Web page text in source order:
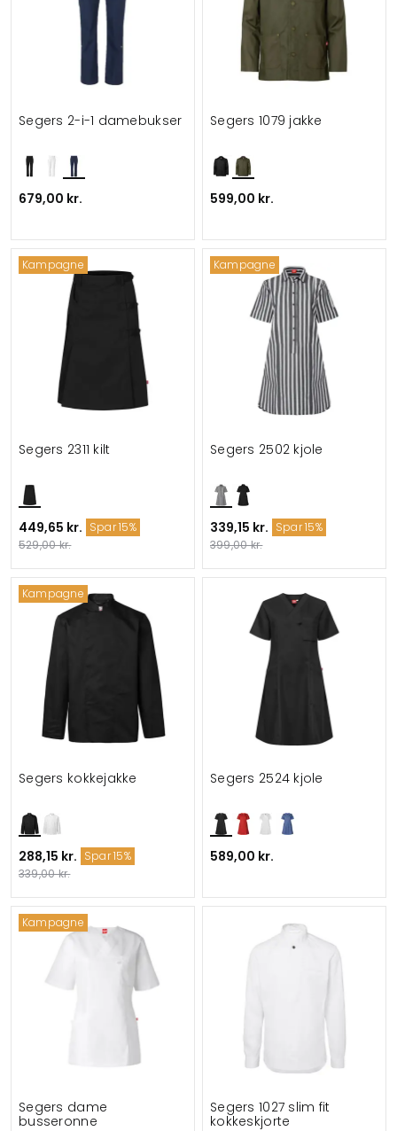
Segers 2-i-1 damebukser
679,00 kr.
Segers 1079 jakke
599,00 kr.
Kampagne
Segers 2311 kilt
449,65 kr. Spar 15%
529,00 kr.
Kampagne
Segers 2502 kjole
339,15 kr. Spar 15%
399,00 kr.
Kampagne
Segers kokkejakke
288,15 kr. Spar 15%
339,00 kr.
Segers 2524 kjole
589,00 kr.
Kampagne
Segers dame
busseronne
Segers 1027 slim fit
kokkeskjorte